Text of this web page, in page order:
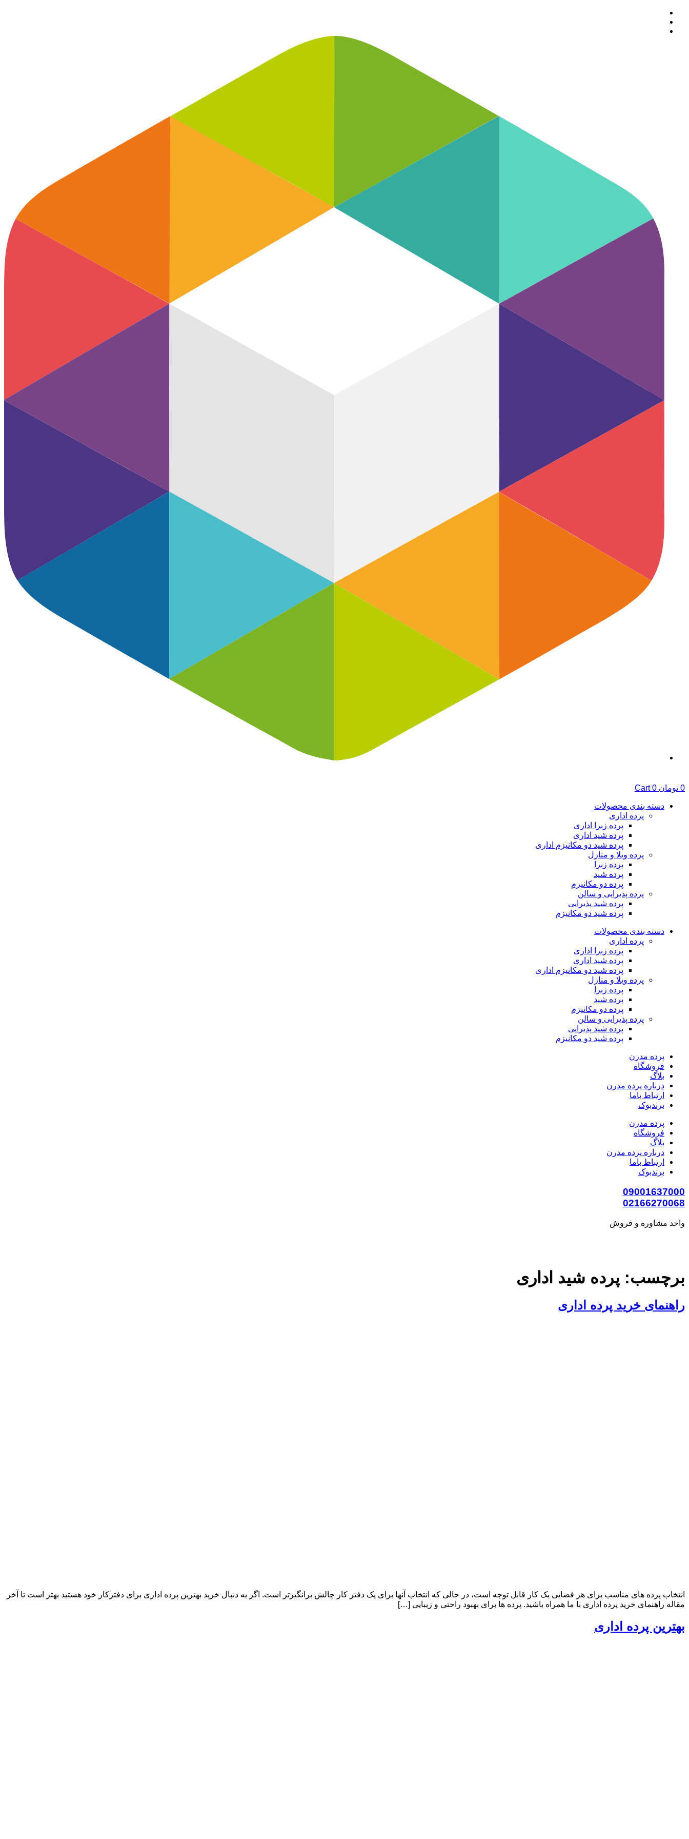
پرش
محتوا
0 تومان 0
Cart
دسته بندی محصولات
پرده اداری
پرده زبرا اداری
پرده شید اداری
پرده شید دو مکانیزم اداری
پرده ویلا و منازل
پرده زبرا
پرده شید
پرده دو مکانیزم
پرده پذیرایی و سالن
پرده شید پذیرایی
پرده شید دو مکانیزم
دسته بندی محصولات
پرده اداری
پرده زبرا اداری
پرده شید اداری
پرده شید دو مکانیزم اداری
پرده ویلا و منازل
پرده زبرا
پرده شید
پرده دو مکانیزم
پرده پذیرایی و سالن
پرده شید پذیرایی
پرده شید دو مکانیزم
پرده مدرن
فروشگاه
بلاگ
درباره پرده مدرن
ارتباط باما
برندبوک
پرده مدرن
فروشگاه
بلاگ
درباره پرده مدرن
ارتباط باما
برندبوک
09001637000
02166270068
واحد مشاوره و فروش
برچسب: پرده شید اداری
راهنمای خرید پرده اداری
انتخاب پرده های مناسب برای هر فضایی یک کار قابل توجه است، در حالی که انتخاب آنها برای یک دفتر کار چالش برانگیزتر است. اگر به دنبال خرید بهترین پرده اداری برای دفترکار خود هستید بهتر است تا آخر
مقاله راهنمای خرید پرده اداری با ما همراه باشید. پرده ها برای بهبود راحتی و زیبایی […]
بهترین پرده اداری